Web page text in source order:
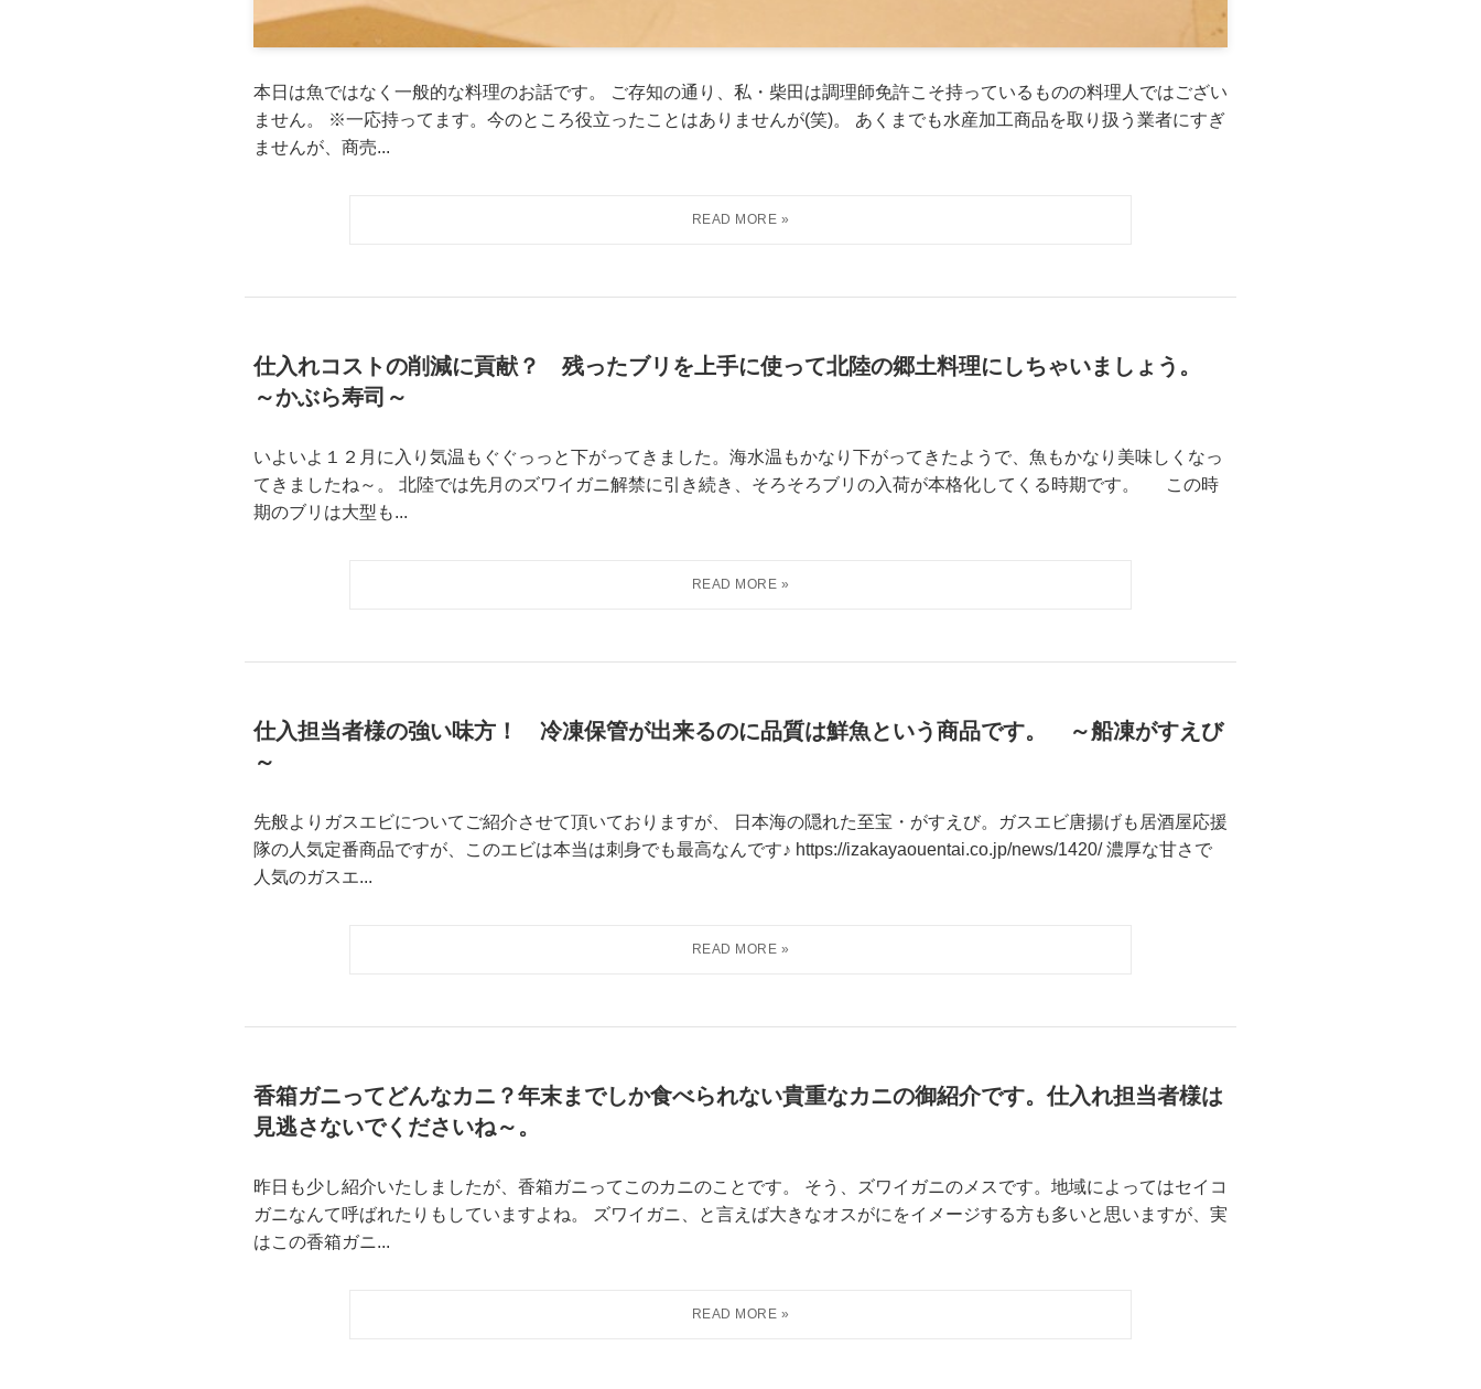
本日は魚ではなく一般的な料理のお話です。 ご存知の通り、私・柴田は調理師免許こそ持っているものの料理人ではござい
ません。 ※一応持ってます。今のところ役立ったことはありませんが(笑)。 あくまでも水産加工商品を取り扱う業者にすぎ
ませんが、商売...
仕入れコストの削減に貢献？ 残ったブリを上手に使って北陸の郷土料理にしちゃいましょう。
～かぶら寿司～
いよいよ１２月に入り気温もぐぐっっと下がってきました。海水温もかなり下がってきたようで、魚もかなり美味しくなっ
てきましたね～。 北陸では先月のズワイガニ解禁に引き続き、そろそろブリの入荷が本格化してくる時期です。 この時
期のブリは大型も...
仕入担当者様の強い味方！ 冷凍保管が出来るのに品質は鮮魚という商品です。 ～船凍がすえび
～
先般よりガスエビについてご紹介させて頂いておりますが、 日本海の隠れた至宝・がすえび。ガスエビ唐揚げも居酒屋応援
隊の人気定番商品ですが、このエビは本当は刺身でも最高なんです♪ https://izakayaouentai.co.jp/news/1420/ 濃厚な甘さで
人気のガスエ...
香箱ガニってどんなカニ？年末までしか食べられない貴重なカニの御紹介です。仕入れ担当者様は
見逃さないでくださいね～。
昨日も少し紹介いたしましたが、香箱ガニってこのカニのことです。 そう、ズワイガニのメスです。地域によってはセイコ
ガニなんて呼ばれたりもしていますよね。 ズワイガニ、と言えば大きなオスがにをイメージする方も多いと思いますが、実
はこの香箱ガニ...